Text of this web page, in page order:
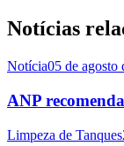
Notícias
Notícia05 de agosto
ANP
Limpeza de Tanques